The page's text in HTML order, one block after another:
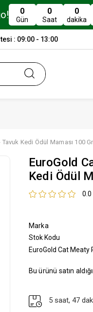
0
Gün
0
Saat
0
dakika
: 09:00 - 13:00
Kedi Ödül Maması 100
EuroGold
Kedi Ödül
0.0
Marka
Stok Kodu
EuroGold Cat Meaty
Bu ürünü satın
5 saat, 47